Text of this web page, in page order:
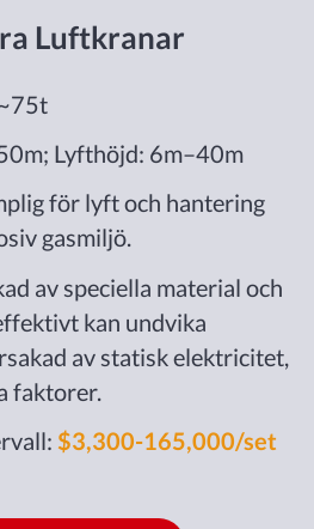
Luftkranar
Lyfthöjd: 6m–40m
för lyft och hantering
gasmiljö.
av speciella material och
kan undvika
av statisk elektricitet,
faktorer.
$3,300-165,000/set